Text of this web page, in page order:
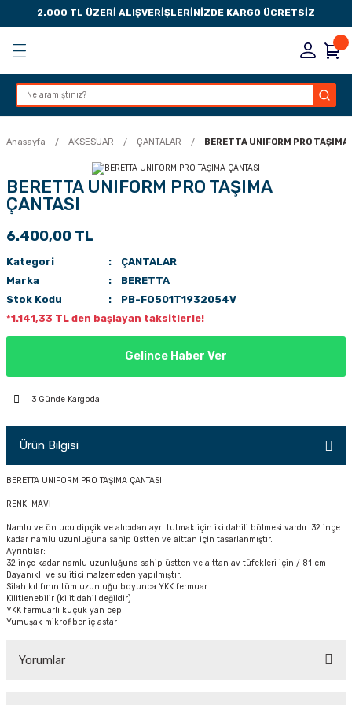
2.000 TL ÜZERİ ALIŞVERİŞLERİNİZDE KARGO ÜCRETSİZ
Geri Dön
Geri Dön
Geri Dön
Geri Dön
MANDALI
Anasayfa AKSESUAR ÇANTALAR BERETTA UNIFORM PRO TAŞIMA
BERETTA UNIFORM PRO TAŞIMA
ÇANTASI
6.400,00 TL
Kategori
ÇANTALAR
Marka
BERETTA
Stok Kodu
PB-FO501T1932054V
*1.141,33 TL den başlayan taksitlerle!
Gelince Haber Ver
3 Günde Kargoda
Ürün Bilgisi
BERETTA UNIFORM PRO TAŞIMA ÇANTASI
RENK: MAVİ
Namlu ve ön ucu dipçik ve alıcıdan ayrı tutmak için iki dahili bölmesi vardır. 32 inçe
kadar namlu uzunluğuna sahip üstten ve alttan için tasarlanmıştır.
Ayrıntılar:
32 inçe kadar namlu uzunluğuna sahip üstten ve alttan av tüfekleri için / 81 cm
Dayanıklı ve su itici malzemeden yapılmıştır.
Silah kılıfının tüm uzunluğu boyunca YKK fermuar
Kilitlenebilir (kilit dahil değildir)
YKK fermuarlı küçük yan cep
Yumuşak mikrofiber iç astar
Yorumlar